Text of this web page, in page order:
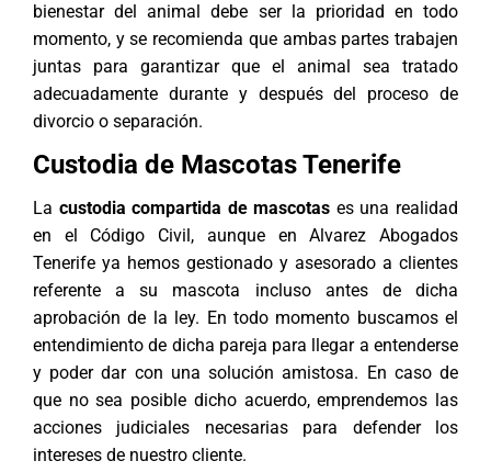
bienestar del animal debe ser la prioridad en todo
momento, y se recomienda que ambas partes trabajen
juntas para garantizar que el animal sea tratado
adecuadamente durante y después del proceso de
divorcio o separación.
Custodia de Mascotas Tenerife
La custodia compartida de mascotas es una realidad
en el Código Civil, aunque enAlvarez Abogados
Tenerife ya hemos gestionado y asesorado a clientes
referente a su mascota incluso antes de dicha
aprobación de la ley. En todo momento buscamos el
entendimiento de dicha pareja para llegar a entenderse
y poder dar con una solución amistosa. En caso de
que no sea posible dicho acuerdo, emprendemos las
acciones judiciales necesarias para defender los
intereses de nuestro cliente.